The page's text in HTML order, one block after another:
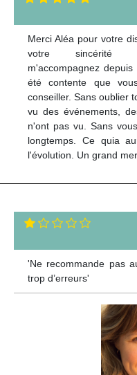
Merci Aléa pour votre
votre sincérité
m'accompagnez
été contente que
conseiller. Sans oublier
vu des événements,
n'ont pas vu. Sans
longtemps. Ce quia
l'évolution. Un grand
'Ne recommande pas
trop d’erreurs'